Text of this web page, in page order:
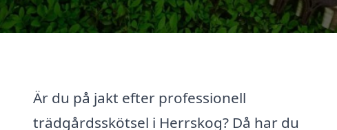
Är du på jakt efter professionell
trädgårdsskötsel i Herrskog? Då har du